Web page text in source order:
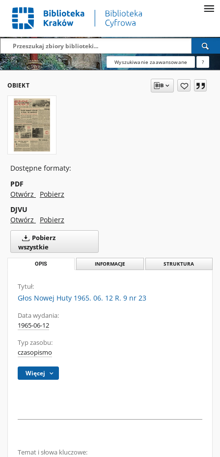
Wyszukiwanie zaawansowane ?
OBIEKT
Dostępne formaty:
PDF
Otwórz
Pobierz
DJVU
Otwórz
Pobierz
Pobierz
wszystkie
OPIS INFORMACJE STRUKTURA
Tytuł:
Głos Nowej Huty 1965. 06. 12 R. 9 nr 23
Data wydania:
1965-06-12
Typ zasobu:
czasopismo
Więcej
Temat i słowa kluczowe: